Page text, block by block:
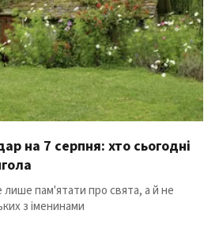
на 7 серпня: хто сьогодні
пам'ятати про свята, а й не
з іменинами